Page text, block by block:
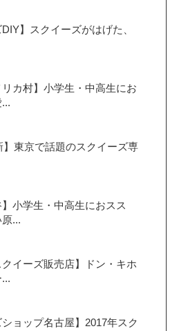
DIY】スクイーズがはげた、
リカ村】小学生・中高生にお
】東京で話題のスクイーズ専
】小学生・中高生におスス
...
クイーズ販売店】ドン・キホ
ショップ名古屋】2017年スク